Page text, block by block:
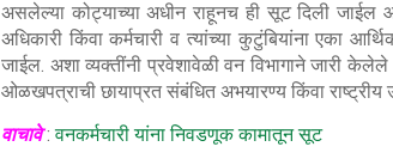
असलेल्या कोट्याच्या अधीन राहूनच ही सूट दिली जाईल
अधिकारी किंवा कर्मचारी व त्यांच्या कुटुंबियांना एका
जाईल. अशा व्यक्तींनी प्रवेशावेळी वन विभागाने जारी
ओळखपत्राची छायाप्रत संबंधित अभयारण्य किंवा राष्ट्रीय
वाचावे:वनकर्मचारी यांना निवडणूक कामातून सूट